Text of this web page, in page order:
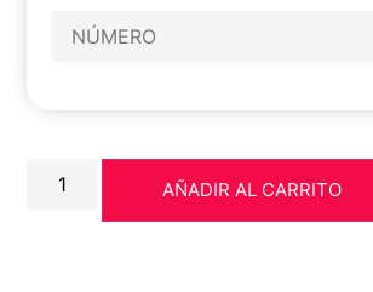
AÑADIR AL CARRITO